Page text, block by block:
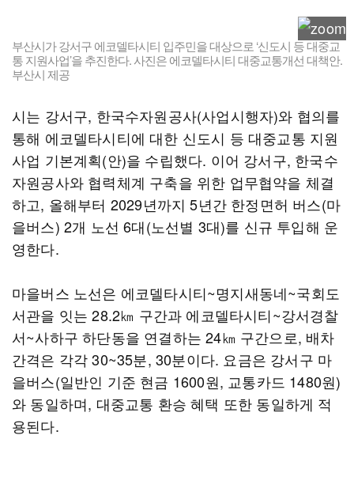
부산시가 강서구 에코델타시티 입주민을 대상으로 ‘신도시 등 대중교
통 지원사업’을 추진한다. 사진은 에코델타시티 대중교통개선 대책안.
부산시 제공
시는 강서구, 한국수자원공사(사업시행자)와 협의를
통해 에코델타시티에 대한 신도시 등 대중교통 지원
사업 기본계획(안)을 수립했다. 이어 강서구, 한국수
자원공사와 협력체계 구축을 위한 업무협약을 체결
하고, 올해부터 2029년까지 5년간 한정면허 버스(마
을버스) 2개 노선 6대(노선별 3대)를 신규 투입해 운
영한다.
마을버스 노선은 에코델타시티~명지새동네~국회도
서관을 잇는 28.2㎞ 구간과 에코델타시티~강서경찰
서~사하구 하단동을 연결하는 24㎞ 구간으로, 배차
간격은 각각 30~35분, 30분이다. 요금은 강서구 마
을버스(일반인 기준 현금 1600원, 교통카드 1480원)
와 동일하며, 대중교통 환승 혜택 또한 동일하게 적
용된다.